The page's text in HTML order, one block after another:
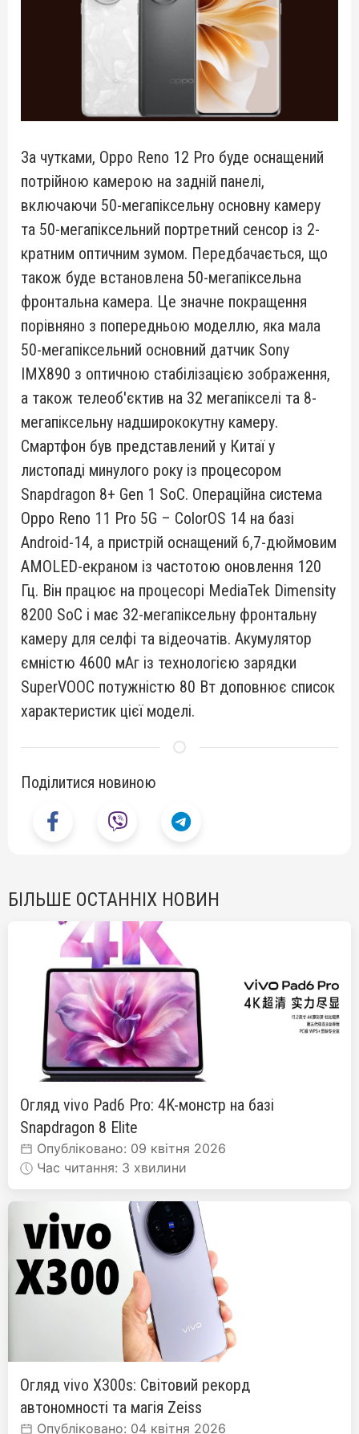
За чутками, Oppo Reno 12 Pro буде оснащений
потрійною камерою на задній панелі,
включаючи 50-мегапіксельну основну камеру
та 50-мегапіксельний портретний сенсор із 2-
кратним оптичним зумом. Передбачається, що
також буде встановлена 50-мегапіксельна
фронтальна камера. Це значне покращення
порівняно з попередньою моделлю, яка мала
50-мегапіксельний основний датчик Sony
IMX890 з оптичною стабілізацією зображення,
а також телеоб'єктив на 32 мегапікселі та 8-
мегапіксельну надширококутну камеру.
Смартфон був представлений у Китаї у
листопаді минулого року із процесором
Snapdragon 8+ Gen 1 SoC. Операційна система
Oppo Reno 11 Pro 5G – ColorOS 14 на базі
Android-14, а пристрій оснащений 6,7-дюймовим
AMOLED-екраном із частотою оновлення 120
Гц. Він працює на процесорі MediaTek Dimensity
8200 SoC і має 32-мегапіксельну фронтальну
камеру для селфі та відеочатів. Акумулятор
ємністю 4600 мАг із технологією зарядки
SuperVOOC потужністю 80 Вт доповнює список
характеристик цієї моделі.
Поділитися новиною
БІЛЬШЕ ОСТАННІХ НОВИН
Огляд vivo Pad6 Pro: 4K-монстр на базі
Snapdragon 8 Elite
Опубліковано: 09 квітня 2026
Час читання: 3 хвилини
Огляд vivo X300s: Світовий рекорд
автономності та магія Zeiss
Опубліковано: 04 квітня 2026